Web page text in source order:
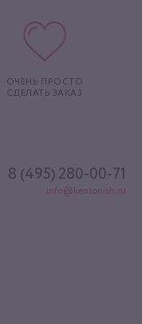
ОЧЕНЬ ПРОСТО
СДЕЛАТЬ ЗАКАЗ
8 (495) 280-00-71
info@kentonish.ru